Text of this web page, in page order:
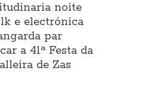
noite
e electrónica
par
a 41ª Festa da
de Zas